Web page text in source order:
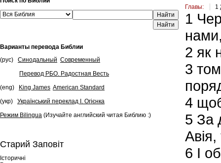
Найти
Варианты перевода Библии
(рус)
Синодальный Современный
Перевод РБО. Радостная Весть
(eng)
King James American Standard
(укр)
Український переклад І. Огієнка
Режим Bilingua (Изучайте английский читая Библию :)
Старий Заповіт
Історичні
Главы: 1
1
2 як
3
4
5 За
6 І